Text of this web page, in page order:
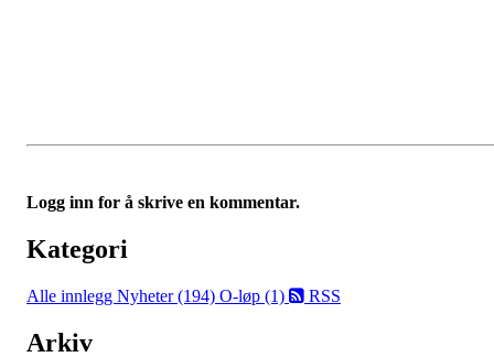
Logg inn for å skrive en kommentar.
Kategori
Alle innlegg Nyheter (194) O-løp (1) RSS
Arkiv